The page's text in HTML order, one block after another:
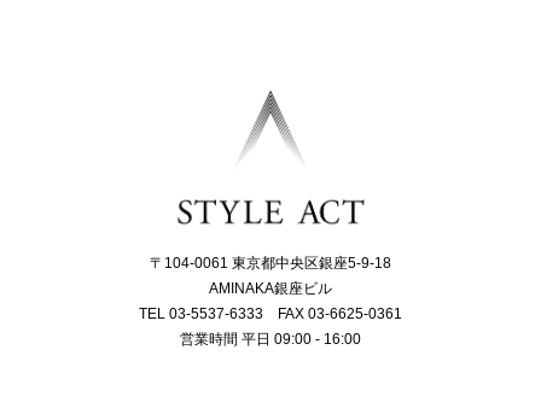
〒104-0061 東京都中央区銀座5-9-18
AMINAKA銀座ビル
TEL 03-5537-6333 FAX 03-6625-0361
営業時間 平日 09:00 - 16:00